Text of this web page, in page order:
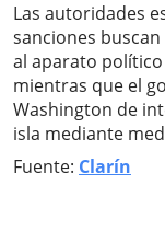
Las autoridades
sanciones
al aparato
mientras que el
Washington de
isla mediante
Fuente: Clarín